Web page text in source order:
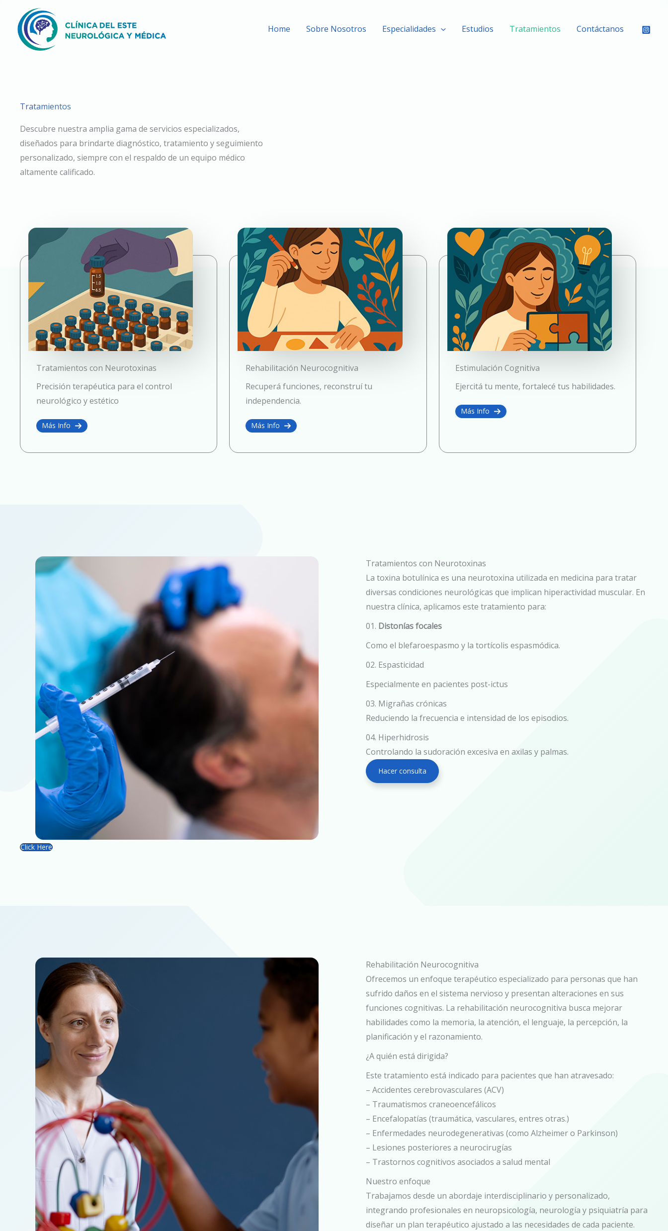
contenido
Home Sobre Nosotros Especialidades Estudios Tratamientos Contáctanos
Tratamientos
Descubre nuestra amplia gama de servicios especializados,
diseñados para brindarte diagnóstico, tratamiento y seguimiento
personalizado, siempre con el respaldo de un equipo médico
altamente calificado.
Tratamientos con Neurotoxinas
Precisión terapéutica para el control
neurológico y estético
Más Info
Rehabilitación Neurocognitiva
Recuperá funciones, reconstruí tu
independencia.
Más Info
Estimulación Cognitiva
Ejercitá tu mente, fortalecé tus habilidades.
Más Info
Click Here
Tratamientos con Neurotoxinas
La toxina botulínica es una neurotoxina utilizada en medicina para tratar
diversas condiciones neurológicas que implican hiperactividad muscular. En
nuestra clínica, aplicamos este tratamiento para:
01. Distonías focales
Como el blefaroespasmo y la tortícolis espasmódica.
02. Espasticidad
Especialmente en pacientes post-ictus
03. Migrañas crónicas
Reduciendo la frecuencia e intensidad de los episodios.
04. Hiperhidrosis
Controlando la sudoración excesiva en axilas y palmas.
Hacer consulta
Rehabilitación Neurocognitiva
Ofrecemos un enfoque terapéutico especializado para personas que han
sufrido daños en el sistema nervioso y presentan alteraciones en sus
funciones cognitivas. La rehabilitación neurocognitiva busca mejorar
habilidades como la memoria, la atención, el lenguaje, la percepción, la
planificación y el razonamiento.
¿A quién está dirigida?
Este tratamiento está indicado para pacientes que han atravesado:
– Accidentes cerebrovasculares (ACV)
– Traumatismos craneoencefálicos
– Encefalopatías (traumática, vasculares, entres otras.)
– Enfermedades neurodegenerativas (como Alzheimer o Parkinson)
– Lesiones posteriores a neurocirugías
– Trastornos cognitivos asociados a salud mental
Nuestro enfoque
Trabajamos desde un abordaje interdisciplinario y personalizado,
integrando profesionales en neuropsicología, neurología y psiquiatría para
diseñar un plan terapéutico ajustado a las necesidades de cada paciente.